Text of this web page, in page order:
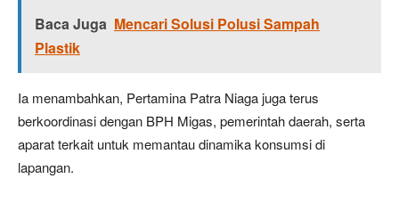
Baca Juga Mencari Solusi Polusi Sampah
Plastik
Ia menambahkan, Pertamina Patra Niaga juga terus
berkoordinasi dengan BPH Migas, pemerintah daerah, serta
aparat terkait untuk memantau dinamika konsumsi di
lapangan.